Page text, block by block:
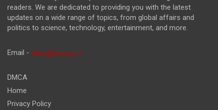
readers. We are dedicated to providing you with the latest
updates on a wide range of topics, from global affairs and
politics to science, technology, entertainment, and more.
Email - desk@dnews.in
DMCA
Home
Privacy Policy